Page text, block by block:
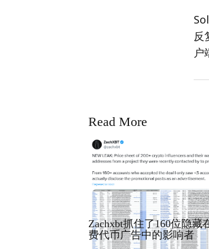
反
户
Read More
RRCNEWS_ZH
Zachxbt抓住了160位隐藏
费代币广告中的影响者